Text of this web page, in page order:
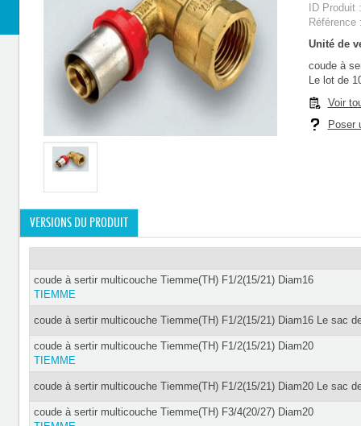
ID Produit
Unité de
coude à
Le lot de
Voir
Poser
VERSIONS DU PRODUIT
coude à sertir multicouche Tiemme(TH) F1/2(15/21) Diam16
TIEMME
coude à sertir multicouche Tiemme(TH) F1/2(15/21) Diam16 Le sac
coude à sertir multicouche Tiemme(TH) F1/2(15/21) Diam20
TIEMME
coude à sertir multicouche Tiemme(TH) F1/2(15/21) Diam20 Le sac
coude à sertir multicouche Tiemme(TH) F3/4(20/27) Diam20